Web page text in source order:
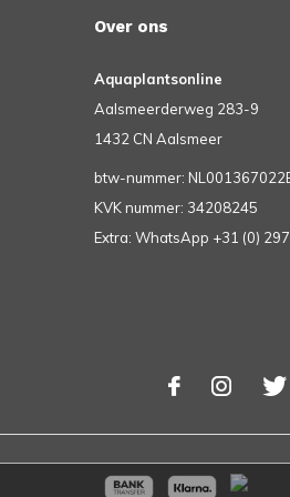
Over ons
Aquaplantsonline
Aalsmeerderweg 283-9
1432 CN Aalsmeer
btw-nummer:
KVK nummer: 34208245
Extra: WhatsApp +31 (0)